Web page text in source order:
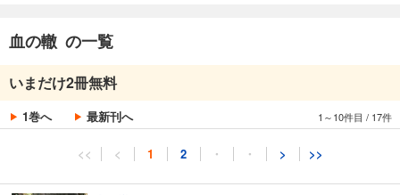
血の轍 の一覧
いまだけ2冊無料
1巻へ 最新刊へ 1～10件目 / 17件
<< < 1 2 ・ ・ > >>